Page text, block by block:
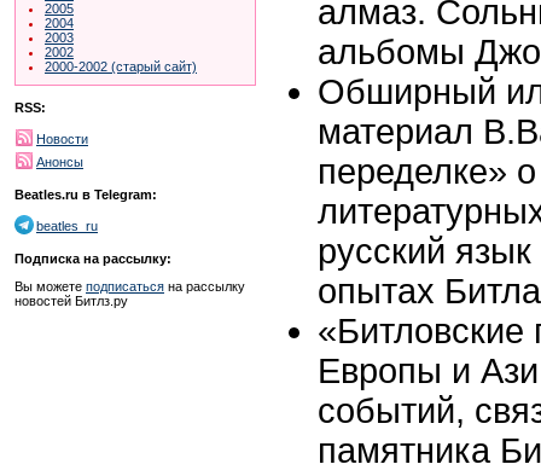
2005
2004
2003
2002
2000-2002 (старый сайт)
RSS:
Новости
Анонсы
Beatles.ru в Telegram:
beatles_ru
Подписка на рассылку:
Вы можете подписаться на рассылку
новостей Битлз.ру
алмаз.
альбомы
Обширный
материал
переделке»
русский
опытах
«Битловские
Европы и
событий,
памятника